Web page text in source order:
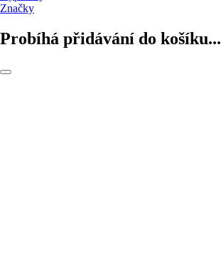
Značky
Probíhá přidávání do košíku...